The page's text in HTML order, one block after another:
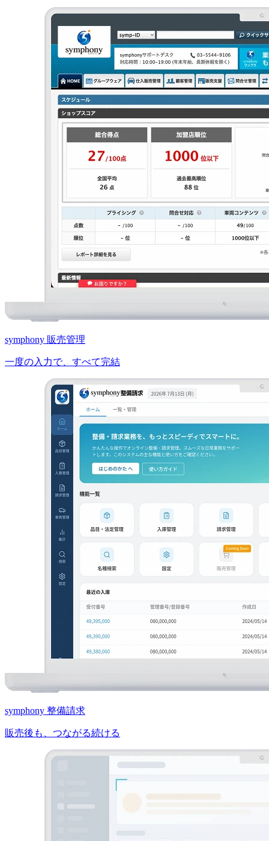
symphony 販売管理
一度の入力で、すべて完結
symphony 整備請求
販売後も、つながる続ける